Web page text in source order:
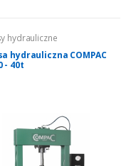
hydrauliczne
hydrauliczna COMPAC
- 40t